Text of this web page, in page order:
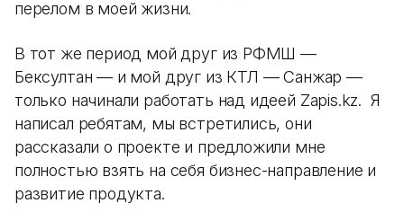
перелом в моей жизни.
В тот же период мой друг из РФМШ —
Бексултан — и мой друг из КТЛ — Санжар —
только начинали работать над идеей Zapis.kz. Я
написал ребятам, мы встретились, они
рассказали о проекте и предложили мне
полностью взять на себя бизнес-направление и
развитие продукта.